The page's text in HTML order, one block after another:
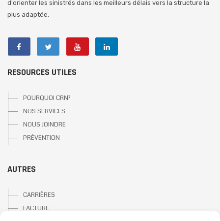
d'orienter les sinistrés dans les meilleurs délais vers la structure la
plus adaptée.
RESOURCES UTILES
POURQUOI CRN?
NOS SERVICES
NOUS JOINDRE
PRÉVENTION
AUTRES
CARRIÈRES
FACTURE